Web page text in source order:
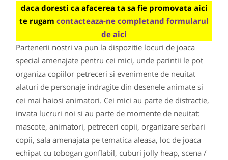
daca doresti ca afacerea ta sa fie promovata aici
te rugam contacteaza-ne completand formularul
de aici
Partenerii nostri va pun la dispozitie locuri de joaca
special amenajate pentru cei mici, unde parintii le pot
organiza copiilor petreceri si evenimente de neuitat
alaturi de personaje indragite din desenele animate si
cei mai haiosi animatori. Cei mici au parte de distractie,
invata lucruri noi si au parte de momente de neuitat:
mascote, animatori, petreceri copii, organizare serbari
copii, sala amenajata pe tematica aleasa, loc de joaca
echipat cu tobogan gonflabil, cuburi jolly heap, scena /